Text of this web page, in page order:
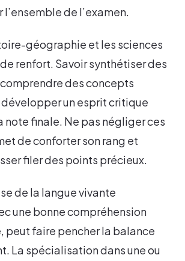
l’ensemble de l’examen.
géographie et les sciences
renfort. Savoir synthétiser des
des concepts
un esprit critique
note finale. Ne pas négliger ces
de conforter son rang et
filer des points précieux.
de la langue vivante
une bonne compréhension
peut faire pencher la balance
La spécialisation dans une ou